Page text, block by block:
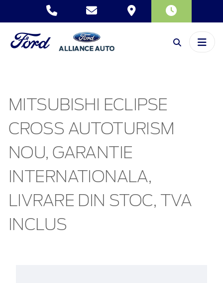
MITSUBISHI ECLIPSE
CROSS AUTOTURISM
NOU, GARANTIE
INTERNATIONALA,
LIVRARE DIN STOC, TVA
INCLUS